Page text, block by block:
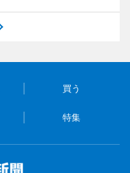
買う
特集